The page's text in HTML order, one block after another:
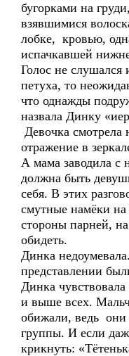
бугорками на
взявшимися
лобке, кровью,
испачкавшей
Голос не слушался
петуха, то
что однажды
назвала Динку
Девочка смотрела
отражение в
А мама заводила с
должна быть
себя. В этих
смутные намёки
стороны парней,
обидеть.
Динка
представлении
Динка
и выше всех.
обижали, ведь они
группы. И если
крикнуть: